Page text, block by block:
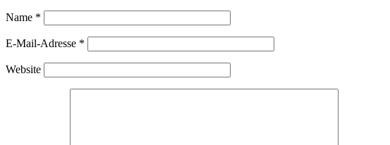
Name *
E-Mail-Adresse *
Website